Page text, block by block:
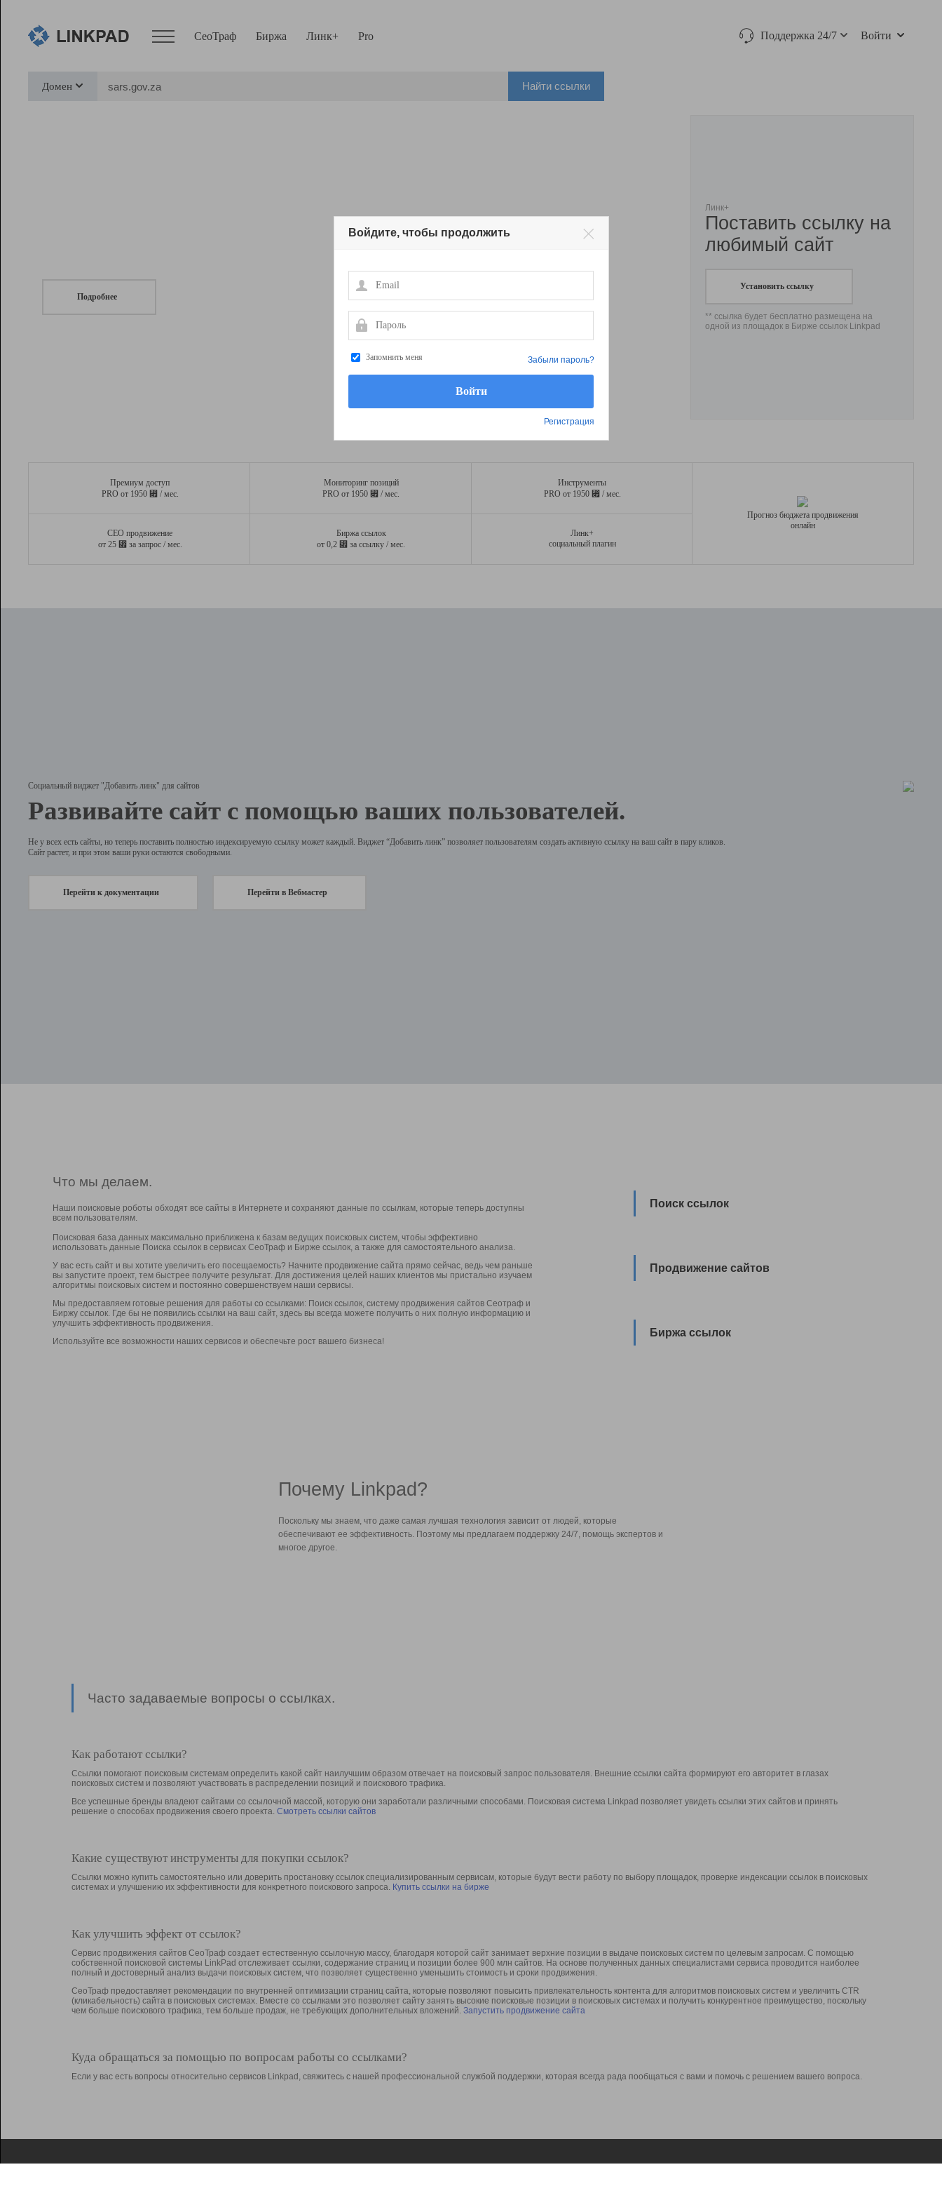
СеоТраф Биржа Линк+ Pro Поддержка 24/7 Войти
Домен Найти ссылки
Подробнее
Линк+
Поставить ссылку на
любимый сайт
Установить ссылку
** ссылка будет бесплатно размещена на
одной из площадок в Бирже ссылок Linkpad
Премиум доступ
PRO от 1950 ⃏ / мес.
Мониторинг позиций
PRO от 1950 ⃏ / мес.
Инструменты
PRO от 1950 ⃏ / мес.
СЕО продвижение
от 25 ⃏ за запрос / мес.
Биржа ссылок
от 0,2 ⃏ за ссылку / мес.
Линк+
социальный плагин
Прогноз бюджета продвижения
онлайн
Социальный виджет "Добавить линк" для сайтов
Развивайте сайт с помощью ваших пользователей.
Не у всех есть сайты, но теперь поставить полностью индексируемую ссылку может каждый. Виджет “Добавить линк” позволяет пользователям создать активную ссылку на ваш сайт в пару кликов.
Сайт растет, и при этом ваши руки остаются свободными.
Перейти к документации Перейти в Вебмастер
Что мы делаем.
Наши поисковые роботы обходят все сайты в Интернете и сохраняют данные по ссылкам, которые теперь доступны
всем пользователям.
Поисковая база данных максимально приближена к базам ведущих поисковых систем, чтобы эффективно
использовать данные Поиска ссылок в сервисах СеоТраф и Бирже ссылок, а также для самостоятельного анализа.
У вас есть сайт и вы хотите увеличить его посещаемость? Начните продвижение сайта прямо сейчас, ведь чем раньше
вы запустите проект, тем быстрее получите результат. Для достижения целей наших клиентов мы пристально изучаем
алгоритмы поисковых систем и постоянно совершенствуем наши сервисы.
Мы предоставляем готовые решения для работы со ссылками: Поиск ссылок, систему продвижения сайтов Сеотраф и
Биржу ссылок. Где бы не появились ссылки на ваш сайт, здесь вы всегда можете получить о них полную информацию и
улучшить эффективность продвижения.
Используйте все возможности наших сервисов и обеспечьте рост вашего бизнеса!
Поиск ссылок
Продвижение сайтов
Биржа ссылок
Почему Linkpad?
Поскольку мы знаем, что даже самая лучшая технология зависит от людей, которые
обеспечивают ее эффективность. Поэтому мы предлагаем поддержку 24/7, помощь экспертов и
многое другое.
Часто задаваемые вопросы о ссылках.
Как работают ссылки?
Ссылки помогают поисковым системам определить какой сайт наилучшим образом отвечает на поисковый запрос пользователя. Внешние ссылки сайта формируют его авторитет в глазах
поисковых систем и позволяют участвовать в раcпределении позиций и поискового трафика.
Все успешные бренды владеют сайтами со ссылочной массой, которую они заработали различными способами. Поисковая система Linkpad позволяет увидеть ссылки этих сайтов и принять
решение о способах продвижения своего проекта. Смотреть ссылки сайтов
Какие существуют инструменты для покупки ссылок?
Ссылки можно купить самостоятельно или доверить простановку ссылок специализированным сервисам, которые будут вести работу по выбору площадок, проверке индексации ссылок в поисковых
системах и улучшению их эффективности для конкретного поискового запроса. Купить ссылки на бирже
Как улучшить эффект от ссылок?
Сервис продвижения сайтов СеоТраф создает естественную ссылочную массу, благодаря которой сайт занимает верхние позиции в выдаче поисковых систем по целевым запросам. С помощью
собственной поисковой системы LinkPad отслеживает ссылки, содержание страниц и позиции более 900 млн сайтов. На основе полученных данных специалистами сервиса проводится наиболее
полный и достоверный анализ выдачи поисковых систем, что позволяет существенно уменьшить стоимость и сроки продвижения.
СеоТраф предоставляет рекомендации по внутренней оптимизации страниц сайта, которые позволяют повысить привлекательность контента для алгоритмов поисковых систем и увеличить CTR
(кликабельность) сайта в поисковых системах. Вместе со ссылками это позволяет сайту занять высокие поисковые позиции в поисковых системах и получить конкурентное преимущество, поскольку
чем больше поискового трафика, тем больше продаж, не требующих дополнительных вложений. Запустить продвижение сайта
Куда обращаться за помощью по вопросам работы со ссылками?
Если у вас есть вопросы относительно сервисов Linkpad, свяжитесь с нашей профессиональной службой поддержки, которая всегда рада пообщаться с вами и помочь с решением вашего вопроса.
Войдите, чтобы продолжить
Email
Пароль
Запомнить меня
Регистрация
Забыли пароль?